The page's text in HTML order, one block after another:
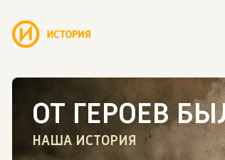
ОТ ГЕРОЕВ
НАША ИСТОРИЯ